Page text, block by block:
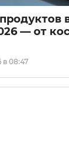
— от
в 08:47